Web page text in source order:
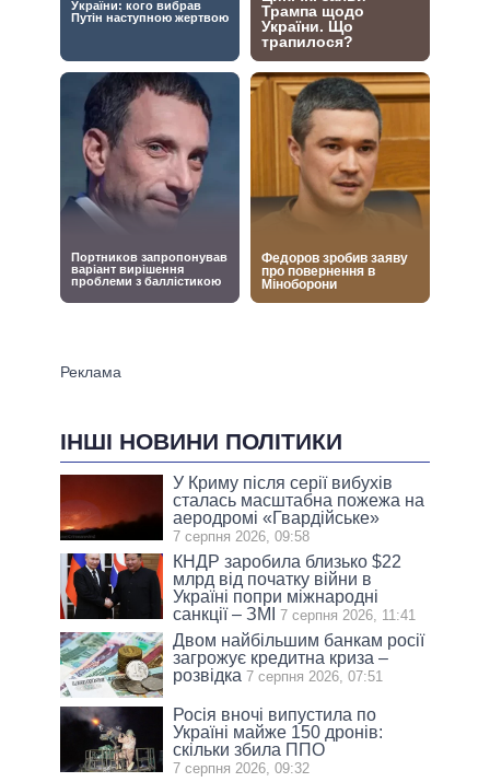
ІНШІ НОВИНИ ПОЛІТИКИ
У Криму після серії вибухів
сталась масштабна пожежа на
аеродромі «Гвардійське»
7 серпня 2026, 09:58
КНДР заробила близько $22
млрд від початку війни в
Україні попри міжнародні
санкції – ЗМІ
7 серпня 2026, 11:41
Двом найбільшим банкам росії
загрожує кредитна криза –
розвідка 7 серпня 2026, 07:51
Росія вночі випустила по
Україні майже 150 дронів:
скільки збила ППО
7 серпня 2026, 09:32